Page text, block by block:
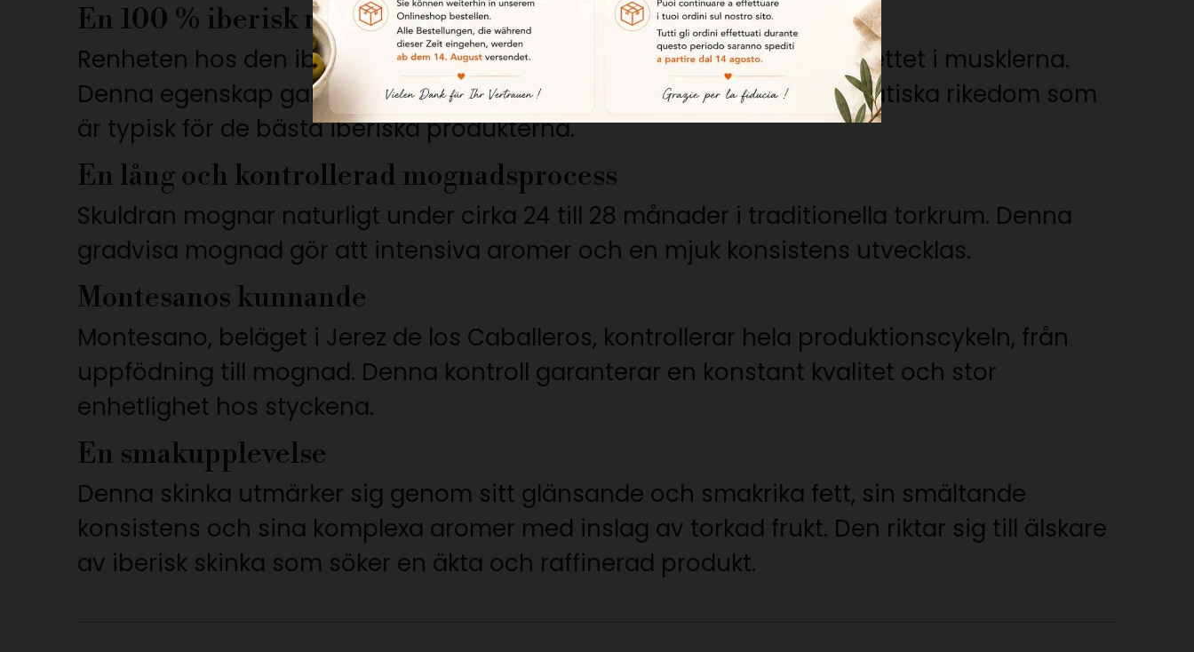
En 100 % iberisk ras
Renheten hos den iberiska rasen möjliggör en perfekt infiltration av fettet i musklerna.
Denna egenskap garanterar en smältande konsistens och den aromatiska rikedom som
är typisk för de bästa iberiska produkterna.
En lång och kontrollerad mognadsprocess
Skuldran mognar naturligt under cirka 24 till 28 månader i traditionella torkrum. Denna
gradvisa mognad gör att intensiva aromer och en mjuk konsistens utvecklas.
Montesanos kunnande
Montesano, beläget i Jerez de los Caballeros, kontrollerar hela produktionscykeln, från
uppfödning till mognad. Denna kontroll garanterar en konstant kvalitet och stor
enhetlighet hos styckena.
En smakupplevelse
Denna skinka utmärker sig genom sitt glänsande och smakrika fett, sin smältande
konsistens och sina komplexa aromer med inslag av torkad frukt. Den riktar sig till älskare
av iberisk skinka som söker en äkta och raffinerad produkt.